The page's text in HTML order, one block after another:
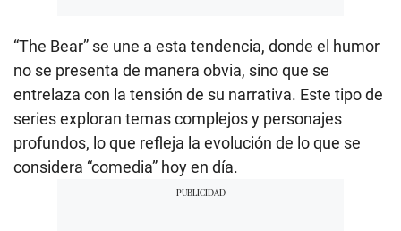
“The Bear” se une a esta tendencia, donde el humor
no se presenta de manera obvia, sino que se
entrelaza con la tensión de su narrativa. Este tipo de
series exploran temas complejos y personajes
profundos, lo que refleja la evolución de lo que se
considera “comedia” hoy en día.